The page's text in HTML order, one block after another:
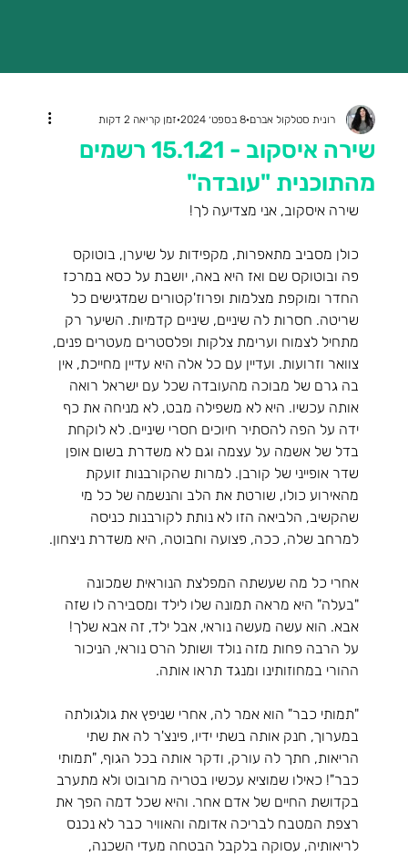
שירה איסקוב - 15.1.21 רשמים
מהתוכנית "עובדה"
רונית סטלקול אברם 8 בספט׳ 2024 זמן קריאה 2 דקות
שירה איסקוב, אני מצדיעה לך!
כולן מסביב מתאפרות, מקפידות על שיערן, בוטוקס
פה ובוטוקס שם ואז היא באה, יושבת על כסא במרכז
החדר ומוקפת מצלמות ופרוז'קטורים שמדגישים כל
שריטה. חסרות לה שיניים, שיניים קדמיות. השיער רק
מתחיל לצמוח וערימת צלקות ופלסטרים מעטרים פנים,
צוואר וזרועות. ועדיין עם כל אלה היא עדיין מחייכת, אין
בה גרם של מבוכה מהעובדה שכל עם ישראל רואה
אותה עכשיו. היא לא משפילה מבט, לא מניחה את כף
ידה על הפה להסתיר חיוכים חסרי שיניים. לא לוקחת
בדל של אשמה על עצמה וגם לא משדרת בשום אופן
שדר אופייני של קורבן. למרות שהקורבנות זועקת
מהאירוע כולו, שורטת את הלב והנשמה של כל מי
שהקשיב, הלביאה הזו לא נותת לקורבנות כניסה
למרחב שלה, ככה, פצועה וחבוטה, היא משדרת ניצחון.
אחרי כל מה שעשתה המפלצת הנוראית שמכונה
"בעלה" היא מראה תמונה שלו לילד ומסבירה לו שזה
אבא. הוא עשה מעשה נוראי, אבל ילד, זה אבא שלך!
על הרבה פחות מזה נולד ושותל הרס נוראי, הניכור
ההורי במחוזותינו ומנגד תראו אותה.
"תמותי כבר" הוא אמר לה, אחרי שניפץ את גולגולתה
במערוך, חנק אותה בשתי ידיו, פינצ'ר לה את שתי
הריאות, חתך לה עורק, ודקר אותה בכל הגוף, "תמותי
כבר"! כאילו שמוציא עכשיו בטריה מרובוט ולא מתערב
בקדושת החיים של אדם אחר. והיא שכל דמה הפך את
רצפת המטבח לבריכה אדומה והאוויר כבר לא נכנס
לריאותיה, עסוקה בלקבל הבטחה מעדי השכנה,